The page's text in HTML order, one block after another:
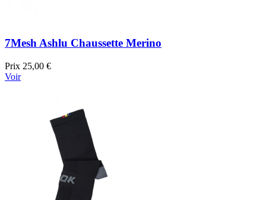
7Mesh Ashlu Chaussette Merino
Prix 25,00 €
Voir